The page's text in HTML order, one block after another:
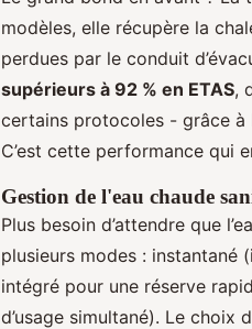
modèles, elle récupère la
perdues par le conduit
supérieurs à 92 % en ETAS,
certains protocoles - grâce à
C’est cette performance qui
Gestion de l'eau chaude
Plus besoin d’attendre que
plusieurs modes : instantané
intégré pour une réserve
d’usage simultané). Le